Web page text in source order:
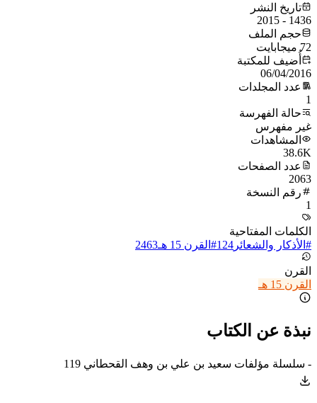
تاريخ النشر
1436 - 2015
حجم الملف
72 ميجابايت
أُضيف للمكتبة
06/04/2016
عدد المجلدات
1
حالة الفهرسة
غير مفهرس
المشاهدات
38.6K
عدد الصفحات
2063
رقم النسخة
1
الكلمات المفتاحية
# الأذكار والشعائر 124
# القرن 15 هـ 2463
القرن
القرن 15 هـ
نبذة عن الكتاب
- سلسلة مؤلفات سعيد بن علي بن وهف القحطاني 119